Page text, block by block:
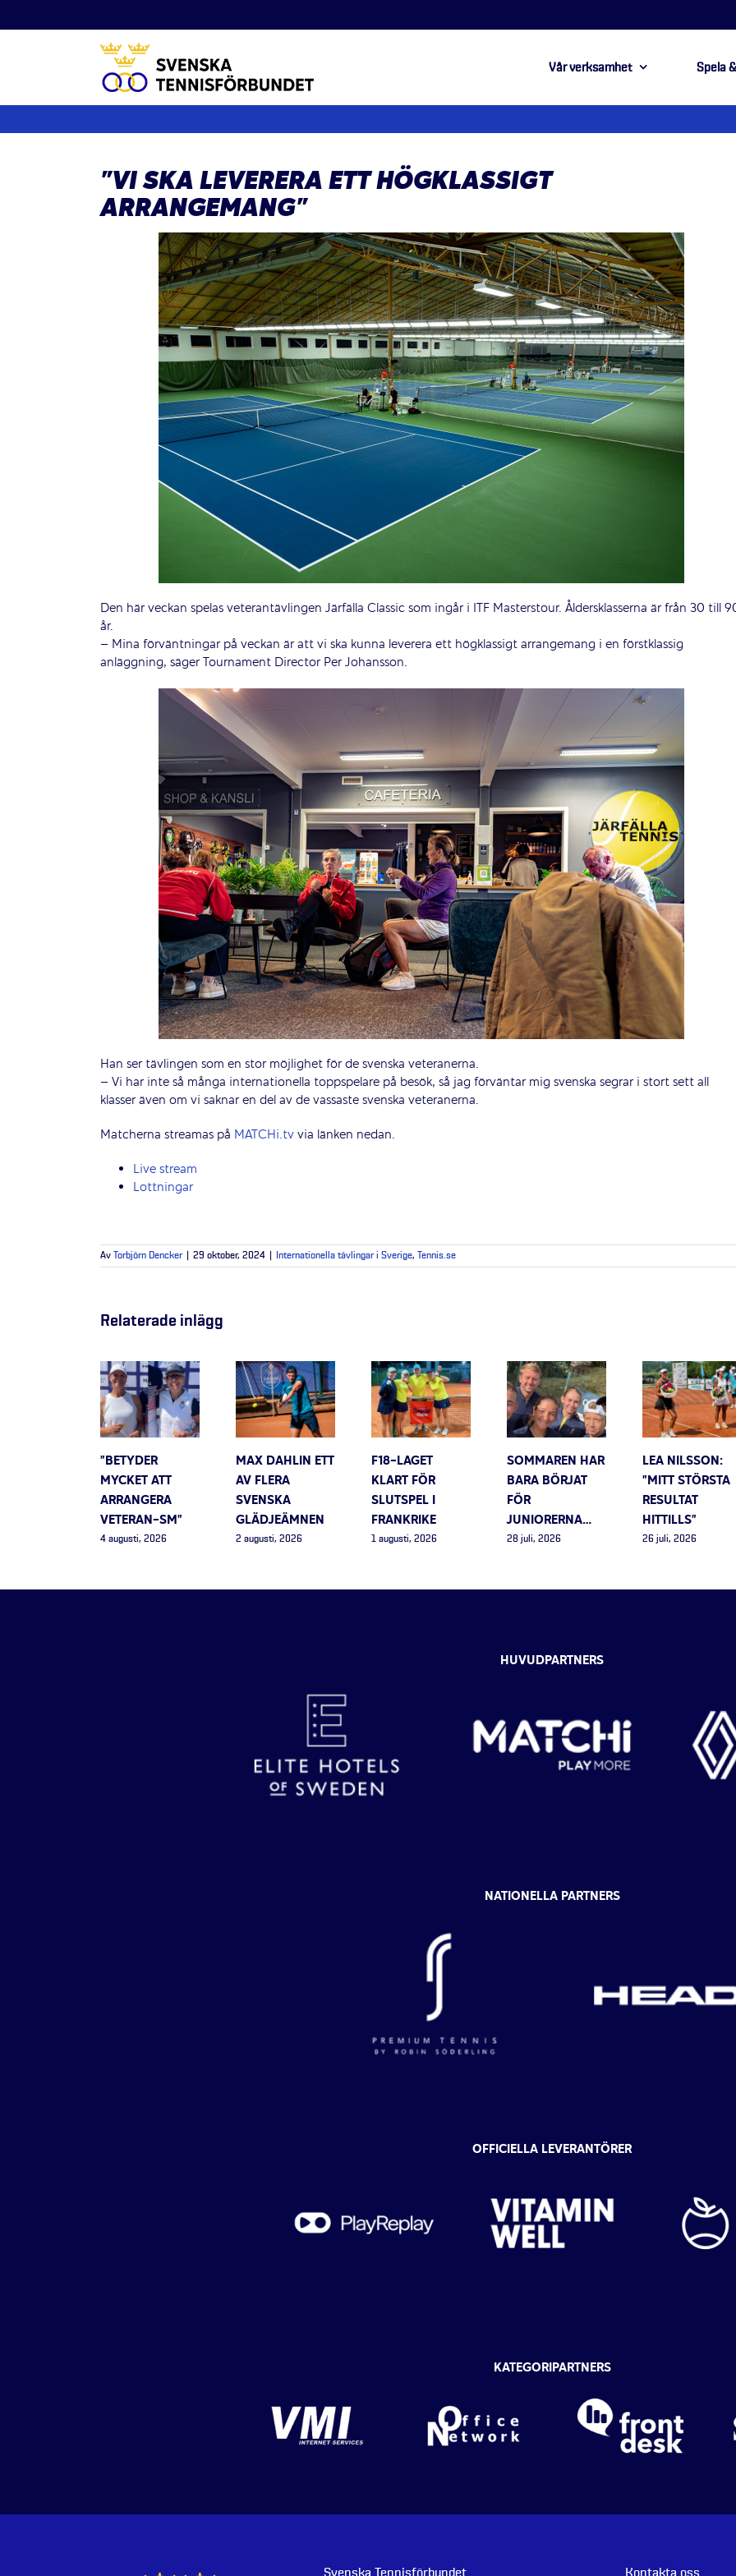
till
Vår verksamhet Spela
”VI SKA LEVERERA ETT HÖGKLASSIGT
ARRANGEMANG”
Den här veckan spelas veterantävlingen Järfälla Classic som ingår i ITF Masterstour. Åldersklasserna är från 30 till
år.
– Mina förväntningar på veckan är att vi ska kunna leverera ett högklassigt arrangemang i en förstklassig
anläggning, säger Tournament Director Per Johansson.
Han ser tävlingen som en stor möjlighet för de svenska veteranerna.
– Vi har inte så många internationella toppspelare på besök, så jag förväntar mig svenska segrar i stort sett all
klasser även om vi saknar en del av de vassaste svenska veteranerna.
Matcherna streamas på MATCHi.tvvia länken nedan.
Live stream
Lottningar
Av Torbjörn Dencker 29 oktober, 2024 Internationella tävlingar i Sverige, Tennis.se
Relaterade inlägg
”BETYDER
MYCKET ATT
ARRANGERA
VETERAN-SM”
4 augusti, 2026
MAX DAHLIN ETT
AV FLERA
SVENSKA
GLÄDJEÄMNEN
2 augusti, 2026
F18-LAGET
KLART FÖR
SLUTSPEL I
FRANKRIKE
1 augusti, 2026
SOMMAREN HAR
BARA BÖRJAT
FÖR
JUNIORERNA…
28 juli, 2026
LEA NILSSON:
”MITT STÖRSTA
RESULTAT
HITTILLS”
26 juli, 2026
HUVUDPARTNERS
NATIONELLA PARTNERS
OFFICIELLA LEVERANTÖRER
KATEGORIPARTNERS
Svenska Tennisförbundet Kontakta oss